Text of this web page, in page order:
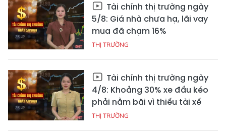
Tài chính thị trường ngày
5/8: Giá nhà chưa hạ, lãi vay
mua đã chạm 16%
THỊ TRƯỜNG
Tài chính thị trường ngày
4/8: Khoảng 30% xe đầu kéo
phải nằm bãi vì thiếu tài xế
THỊ TRƯỜNG